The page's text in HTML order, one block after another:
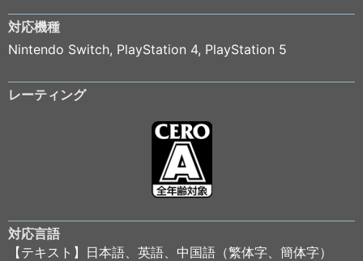
対応機種
Nintendo Switch, PlayStation 4, PlayStation 5
レーティング
対応言語
【テキスト】日本語、英語、中国語（繁体字、簡体字）